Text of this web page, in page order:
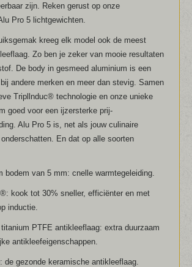
zijn. Reken gerust op onze
Pro 5 lichtgewichten.
kreeg elk model ook de meest
Zo ben je zeker van mooie resultaten
De body in gesmeed aluminium is een
andere merken en meer dan stevig. Samen
Tripllnduc® technologie en onze unieke
goed voor een ijzersterke prij-
Alu Pro 5 is, net als jouw culinaire
En dat op alle soorten
bodem van 5 mm: cnelle warmtegeleiding.
kook tot 30% sneller, efficiënter en met
inductie.
titanium PTFE antikleeflaag: extra duurzaam
antikleefeigenschappen.
de gezonde keramische antikleeflaag.